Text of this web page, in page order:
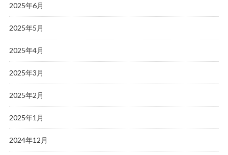
2025年6月
2025年5月
2025年4月
2025年3月
2025年2月
2025年1月
2024年12月